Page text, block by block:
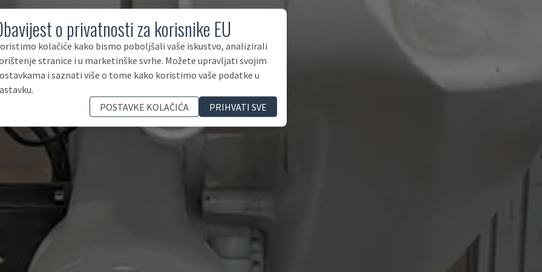
o privatnosti za korisnike EU
kolačiće kako bismo poboljšali vaše iskustvo, analizirali
stranice i u marketinške svrhe. Možete upravljati svojim
i saznati više o tome kako koristimo vaše podatke u
POSTAVKE KOLAČIĆA
PRIHVATI SVE